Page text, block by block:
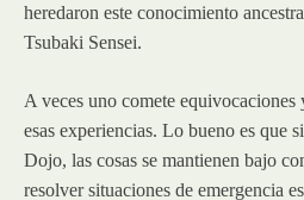
heredaron este conocimiento
Tsubaki Sensei.
A veces uno comete equivocaciones
esas experiencias. Lo bueno es que
Dojo, las cosas se mantienen bajo
resolver situaciones de emergencia